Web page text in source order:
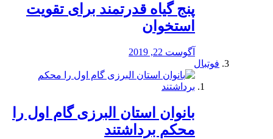
پنج گیاه قدرتمند برای تقویت
استخوان
آگوست 22, 2019
فوتبال
بانوان استان البرزی گام اول را
محكم برداشتند